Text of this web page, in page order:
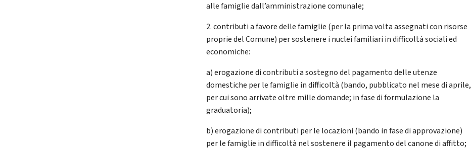
alle famiglie dall’amministrazione comunale;
2. contributi a favore delle famiglie (per la prima volta assegnati con risorse
proprie del Comune) per sostenere i nuclei familiari in difficoltà sociali ed
economiche:
a) erogazione di contributi a sostegno del pagamento delle utenze
domestiche per le famiglie in difficoltà (bando, pubblicato nel mese di aprile,
per cui sono arrivate oltre mille domande; in fase di formulazione la
graduatoria);
b) erogazione di contributi per le locazioni (bando in fase di approvazione)
per le famiglie in difficoltà nel sostenere il pagamento del canone di affitto;